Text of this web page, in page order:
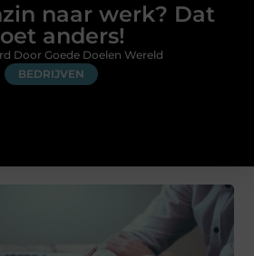
naar werk? Dat
anders!
BEDRIJVEN
Door Goede Doelen Wereld